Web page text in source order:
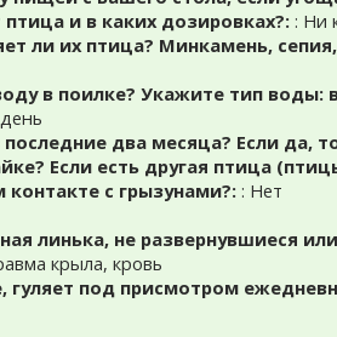
и в каких дозировках?:: Ни
ли их птица? Минкамень,
в поилке? Укажите тип
два месяца? Если да,
Если есть другая птица
контакте с грызунами?:: Нет
линька, не развернувшиеся
крыла, кровь
под присмотром